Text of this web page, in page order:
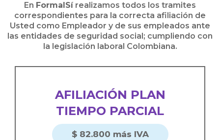
En FormalSírealizamos todos los tramites
correspondientes para la correcta afiliación de
Usted como Empleador y de sus empleados ante
las entidades de seguridad social; cumpliendo con
la legislación laboral Colombiana.
AFILIACIÓN PLAN
TIEMPO PARCIAL
$ 82.800 más IVA